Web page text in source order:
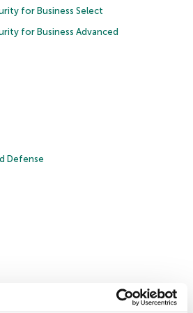
for Business Select
for Business Advanced
Defense
Politique de confidentialité